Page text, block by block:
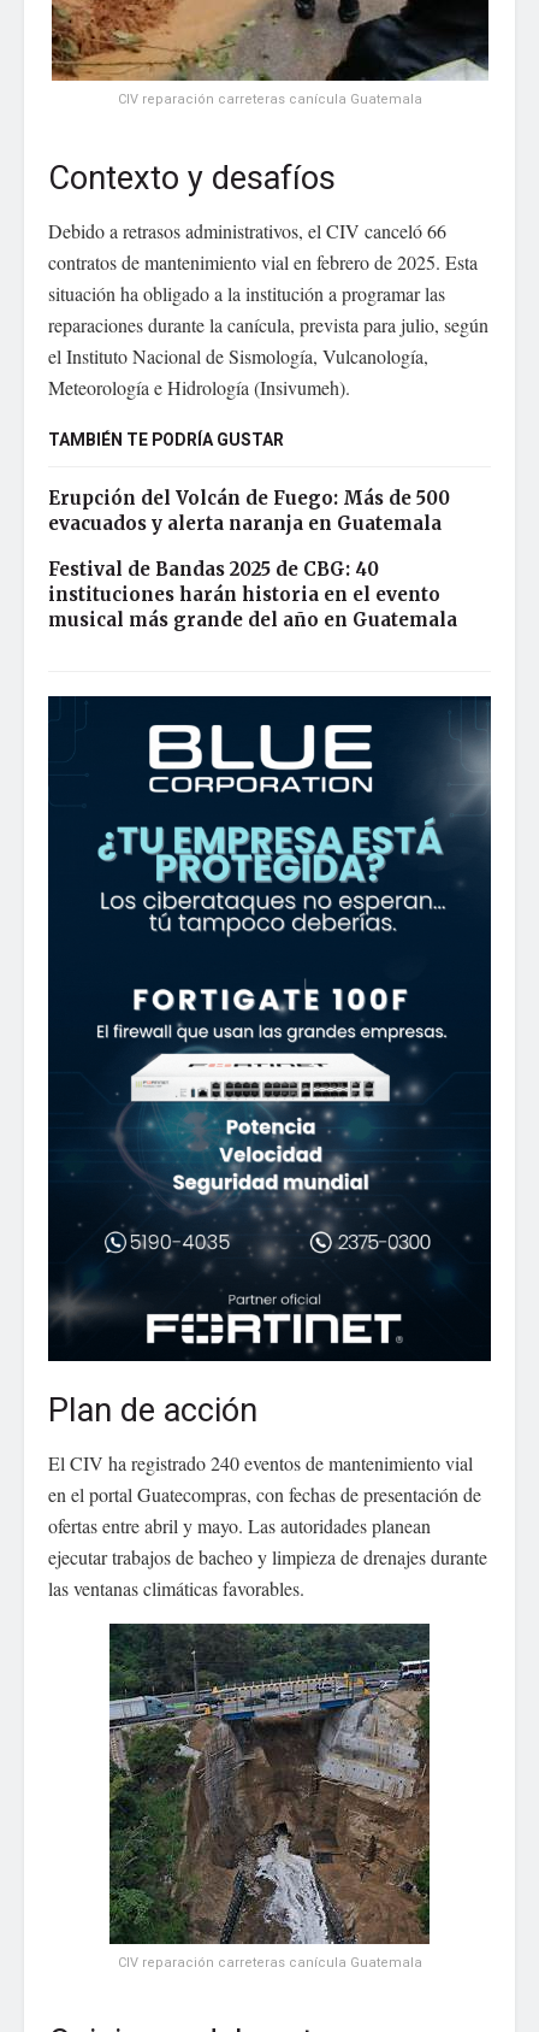
CIV reparación carreteras canícula Guatemala
Contexto y desafíos
Debido a retrasos administrativos, el CIV canceló 66
contratos de mantenimiento vial en febrero de 2025. Esta
situación ha obligado a la institución a programar las
reparaciones durante la canícula, prevista para julio, según
el Instituto Nacional de Sismología, Vulcanología,
Meteorología e Hidrología (Insivumeh).
TAMBIÉN TE PODRÍA GUSTAR
Erupción del Volcán de Fuego: Más de 500
evacuados y alerta naranja en Guatemala
Festival de Bandas 2025 de CBG: 40
instituciones harán historia en el evento
musical más grande del año en Guatemala
Plan de acción
El CIV ha registrado 240 eventos de mantenimiento vial
en el portal Guatecompras, con fechas de presentación de
ofertas entre abril y mayo. Las autoridades planean
ejecutar trabajos de bacheo y limpieza de drenajes durante
las ventanas climáticas favorables.
CIV reparación carreteras canícula Guatemala